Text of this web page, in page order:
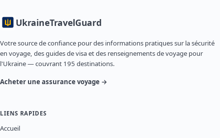
UkraineTravelGuard
Votre source de confiance pour des informations pratiques sur la sécurité
en voyage, des guides de visa et des renseignements de voyage pour
l'Ukraine — couvrant 195 destinations.
Acheter une assurance voyage →
LIENS RAPIDES
Accueil